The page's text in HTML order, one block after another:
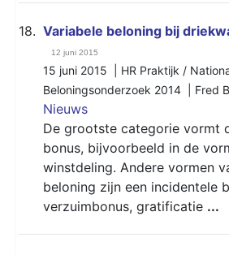
18. Variabele beloning bij
12 juni 2015
15 juni 2015 | HR Praktijk /
Beloningsonderzoek 2014 | Fred
Nieuws
De grootste categorie vormt
bonus, bijvoorbeeld in de
winstdeling. Andere vormen
beloning zijn een incidentele
verzuimbonus, gratificatie ...